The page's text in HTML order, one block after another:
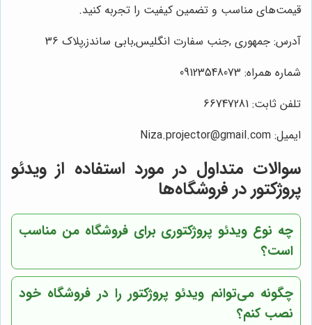
قیمت‌های مناسب و تضمین کیفیت را تجربه کنید.
آدرس: جمهوری ,جنب سفارت انگلیس,بابی ساندز,پلاک 36
شماره همراه: 09123548073
تلفن ثابت: 66747281
ایمیل: Niza.projector@gmail.com
سوالات متداول در مورد استفاده از ویدئو
پروژکتور در فروشگاه‌ها
چه نوع ویدئو پروژکتوری برای فروشگاه من مناسب
است؟
چگونه می‌توانم ویدئو پروژکتور را در فروشگاه خود
نصب کنم؟